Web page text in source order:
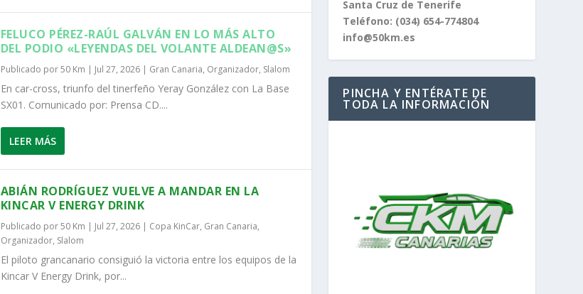
FELUCO PÉREZ-RAÚL GALVÁN EN LO MÁS ALTO
DEL PODIO «LEYENDAS DEL VOLANTE ALDEAN@S»
Publicado por50 Km | Jul 27, 2026| Gran Canaria, Organizador, Slalom
En car-cross, triunfo del tinerfeño Yeray González con La Base
SX01. Comunicado por: Prensa CD....
LEER MÁS
ABIÁN RODRÍGUEZ VUELVE A MANDAR EN LA
KINCAR V ENERGY DRINK
Publicado por50 Km | Jul 27, 2026| Copa KinCar, Gran Canaria,
Organizador, Slalom
El piloto grancanario consiguió la victoria entre los equipos de la
Kincar V Energy Drink, por...
Santa Cruz de Tenerife
Teléfono: (034) 654-774804
info@50km.es
PINCHA Y ENTÉRATE DE
TODA LA INFORMACIÓN